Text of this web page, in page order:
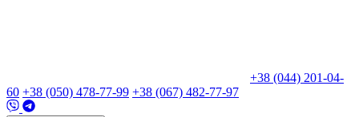
+38 (044) 201-04-
60 +38 (050) 478-77-99 +38 (067) 482-77-97